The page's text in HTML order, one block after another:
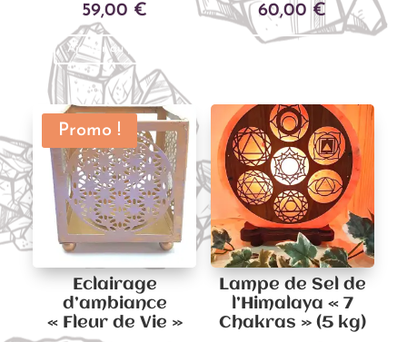
59,00 €
Ajouter au panier
60,00 €
Promo !
Eclairage
d’ambiance
« Fleur de Vie »
Lampe de Sel de
l’Himalaya « 7
Chakras » (5 kg)